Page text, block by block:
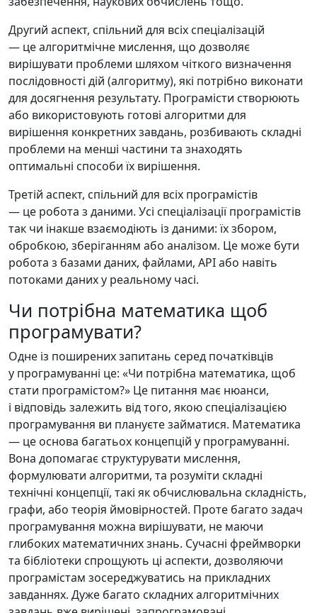
Другий аспект, спільний для всіх спеціалізацій
— це алгоритмічне мислення, що дозволяє
вирішувати проблеми шляхом чіткого визначення
послідовності дій (алгоритму), які потрібно виконати
для досягнення результату. Програмісти створюють
або використовують готові алгоритми для
вирішення конкретних завдань, розбивають складні
проблеми на менші частини та знаходять
оптимальні способи їх вирішення.
Третій аспект, спільний для всіх програмістів
— це робота з даними. Усі спеціалізації програмістів
так чи інакше взаємодіють із даними: їх збором,
обробкою, зберіганням або аналізом. Це може бути
робота з базами даних, файлами, API або навіть
потоками даних у реальному часі.
Чи потрібна математика щоб
програмувати?
Одне із поширених запитань серед початківців
у програмуванні це: «Чи потрібна математика, щоб
стати програмістом?» Це питання має нюанси,
і відповідь залежить від того, якою спеціалізацією
програмування ви плануєте займатися. Математика
— це основа багатьох концепцій у програмуванні.
Вона допомагає структурувати мислення,
формулювати алгоритми, та розуміти складні
технічні концепції, такі як обчислювальна складність,
графи, або теорія ймовірностей. Проте багато задач
програмування можна вирішувати, не маючи
глибоких математичних знань. Сучасні фреймворки
та бібліотеки спрощують ці аспекти, дозволяючи
програмістам зосереджуватись на прикладних
завданнях. Дуже багато складних алгоритмічних